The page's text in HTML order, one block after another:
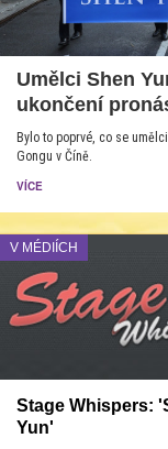
Umělci Shen
ukončení
Bylo to poprvé, co se
Gongu v Číně.
VÍCE
V MÉDIÍCH
Stage Whispers:
Yun'